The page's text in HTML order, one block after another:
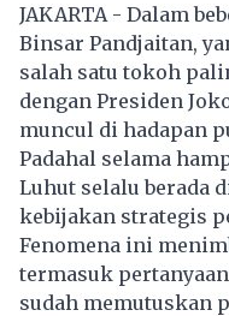
JAKARTA - Dalam
Binsar Pandjaitan,
salah satu tokoh
dengan Presiden
muncul di hadapan
Padahal selama
Luhut selalu berada
kebijakan strategis
Fenomena ini
termasuk
sudah memutuskan